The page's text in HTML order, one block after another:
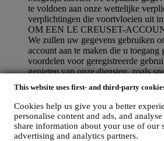
This website uses first- and third-party
Cookies help us give you a better
personalise content and ads, and
share information about your use of our
advertising and analytics partners.
te voldoen aan onze wettelijke
verplichtingen die voortvloeien uit
OM EEN LE CREUSET-
We zullen uw gegevens gebruiken
account aan te maken die u toegang
voordelen voor geregistreerde
genieten van onze diensten, zoals
Elke verwerkingsactiviteit is vereist
deze diensten aan u als Le Creuset-
OM UW BESTELLINGEN TE
PRODUCTEN, DIENSTEN EN
TE LEVEREN